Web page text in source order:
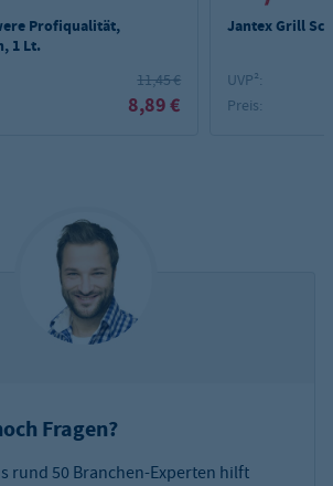
Profiqualität,
1 Lt.
11,45 €
8,89 €
Jantex Grill
UVP²:
Preis:
Fragen?
rund 50 Branchen-Experten hilft